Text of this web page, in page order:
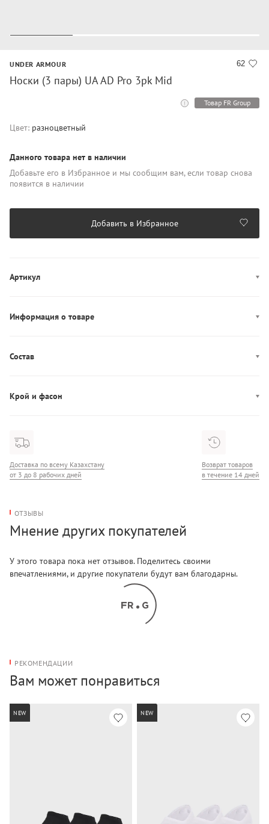
62
UNDER ARMOUR
Носки (3 пары) UA AD Pro 3pk Mid
Товар FR Group
Цвет: разноцветный
Данного товара нет в наличии
Добавьте его в Избранное и мы сообщим вам, если товар снова
появится в наличии
Добавить в Избранное
Артикул
Информация о товаре
Декор: логотип
Состав
Крой и фасон
Доставка по всему Казахстану
от 3 до 8 рабочих дней
Возврат товаров
в течение 14 дней
ОТЗЫВЫ
Мнение других покупателей
У этого товара пока нет отзывов. Поделитесь своими
впечатлениями, и другие покупатели будут вам благодарны.
РЕКОМЕНДАЦИИ
Вам может понравиться
NEW NEW